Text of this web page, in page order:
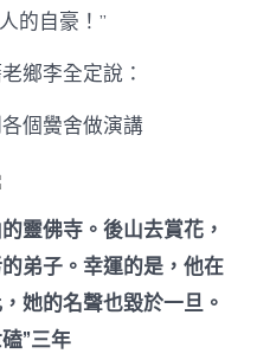
的自豪！”
鄉李全定說：
個黌舍做演講
靈佛寺。後山去賞花，
弟子。幸運的是，他在
她的名聲也毀於一旦。
”三年